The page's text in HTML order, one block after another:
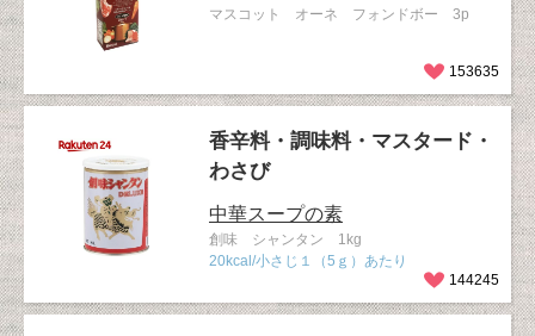
マスコット オーネ フォンドボー 3p
153635
香辛料・調味料・マスタード・
わさび
中華スープの素
創味 シャンタン 1kg
20kcal/小さじ１（5ｇ）あたり
144245